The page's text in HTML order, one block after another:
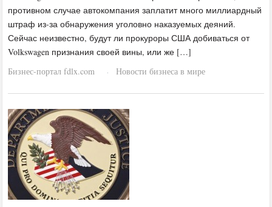
противном случае автокомпания заплатит много миллиардный
штраф из-за обнаружения уголовно наказуемых деяний.
Сейчас неизвестно, будут ли прокуроры США добиваться от
Volkswagen признания своей вины, или же […]
Бизнес-портал fdlx.com
· Новости бизнеса в мире